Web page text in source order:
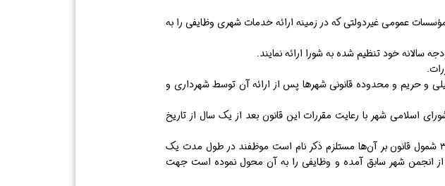
و مؤسسات عمومی غیردولتی که در زمینه ارائه خدمات شهری وظایفی را به
سالانه خود تنظیم شده به شورا ارائه نمایند.
و تفصیلی و حریم و محدوده قانونی شهر‌ها پس از ارائه آن توسط شهرداری و
اسلامی شهر با رعایت مقررات این قانون بعد از یک سال از تاریخ
تبصره ۲ – وزارتخانه‌ها و مؤسسات دولتی و وابسته به دولت و سازمان‌هایی که ۳۴ شمول قانون بر آن‌ها مستلزم ذکر نام است موظفند در طول مدت یک
از انجمن شهر سابق آمده و وظایفی را به آن محول نموده است جهت